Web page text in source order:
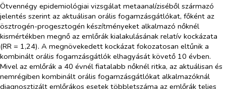
Ötvennégy epidemiológiai vizsgálat metaanalíziséből származó
jelentés szerint az aktuálisan orális fogamzásgátlókat, főként az
ösztrogén-progesztogén készítményeket alkalmazó nőknél
kismértékben megnő az emlőrák kialakulásának relatív kockázata
(RR = 1,24). A megnövekedett kockázat fokozatosan eltűnik a
kombinált orális fogamzásgátlók elhagyását követő 10 évben.
Mivel az emlőrák a 40 évnél fiatalabb nőknél ritka, az aktuálisan és
nemrégiben kombinált orális fogamzásgátlókat alkalmazóknál
diagnosztizált emlőrákos esetek többletszáma az emlőrák teljes